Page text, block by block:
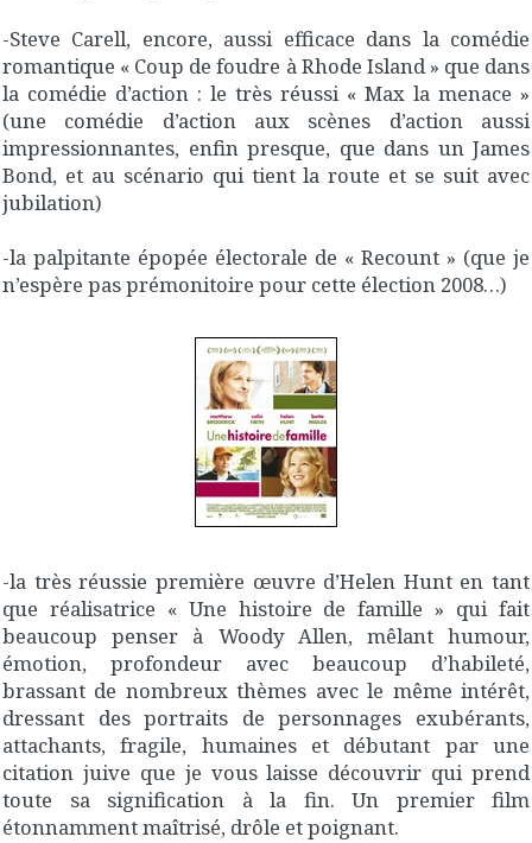
-Steve Carell, encore, aussi efficace dans la comédie
romantique « Coup de foudre à Rhode Island » que dans
la comédie d’action : le très réussi « Max la menace »
(une comédie d’action aux scènes d’action aussi
impressionnantes, enfin presque, que dans un James
Bond, et au scénario qui tient la route et se suit avec
jubilation)
-la palpitante épopée électorale de « Recount » (que je
n’espère pas prémonitoire pour cette élection 2008…)
-la très réussie première œuvre d’Helen Hunt en tant
que réalisatrice « Une histoire de famille » qui fait
beaucoup penser à Woody Allen, mêlant humour,
émotion, profondeur avec beaucoup d’habileté,
brassant de nombreux thèmes avec le même intérêt,
dressant des portraits de personnages exubérants,
attachants, fragile, humaines et débutant par une
citation juive que je vous laisse découvrir qui prend
toute sa signification à la fin. Un premier film
étonnamment maîtrisé, drôle et poignant.